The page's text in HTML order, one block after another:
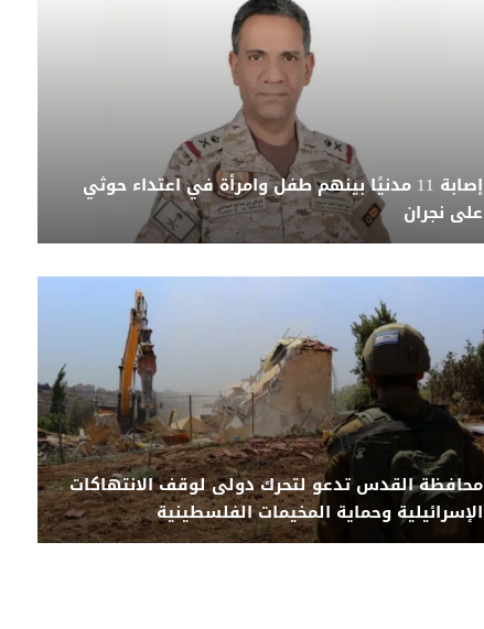
إصابة 11 مدنيًا بينهم طفل وامرأة في اعتداء حوثي
على نجران
محافظة القدس تدعو لتحرك دولى لوقف الانتهاكات
الإسرائيلية وحماية المخيمات الفلسطينية